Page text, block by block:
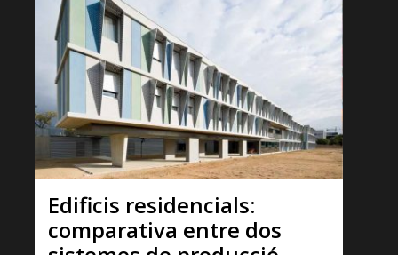
Edificis residencials:
comparativa entre dos